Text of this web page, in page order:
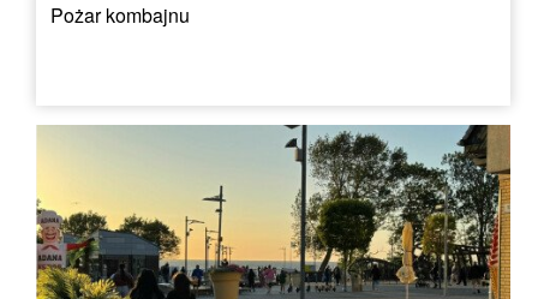
Pożar kombajnu